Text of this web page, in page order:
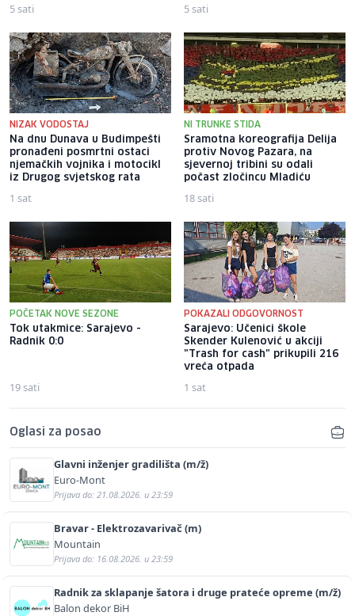
5 sati 5 sati
NIZAK VODOSTAJ
Na dnu Dunava u Budimpešti
pronađeni posmrtni ostaci
njemačkih vojnika i motocikl
iz Drugog svjetskog rata
1 sat
NI TRUNKE STIDA
Sramotna koreografija Delija
protiv Novog Pazara, na
sjevernoj tribini su odali
počast zločincu Mladiću
18 sati
POČETAK NOVE SEZONE
Tok utakmice: Sarajevo -
Radnik 0:0
19 sati
POKAZALI ODGOVORNOST
Sarajevo: Učenici škole
Skender Kulenović u akciji
"Trash for cash" prikupili 216
vreća otpada
1 sat
Oglasi za posao
Glavni inženjer gradilišta (m/ž)
Euro-Mont
Prijava do: 21.08.2026. u 23:59
Bravar - Elektrozavarivač (m)
Mountain
Prijava do: 16.08.2026. u 23:59
Radnik za sklapanje šatora i druge prateće opreme (m/ž)
Balon dekor BiH